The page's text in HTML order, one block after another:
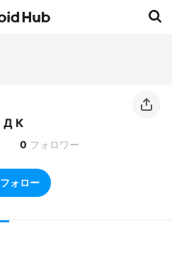
Д К
0 フォロワー
フォロー